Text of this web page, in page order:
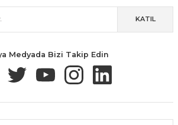
/ Havale İle Alışveriş Kolay İade & Değişim
KATIL
Medyada Bizi Takip Edin